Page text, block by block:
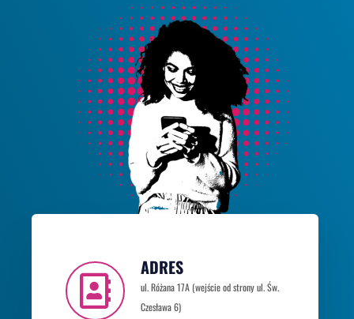
ADRES
ul. Różana 17A (wejście od strony ul. Św.
Czesława 6)